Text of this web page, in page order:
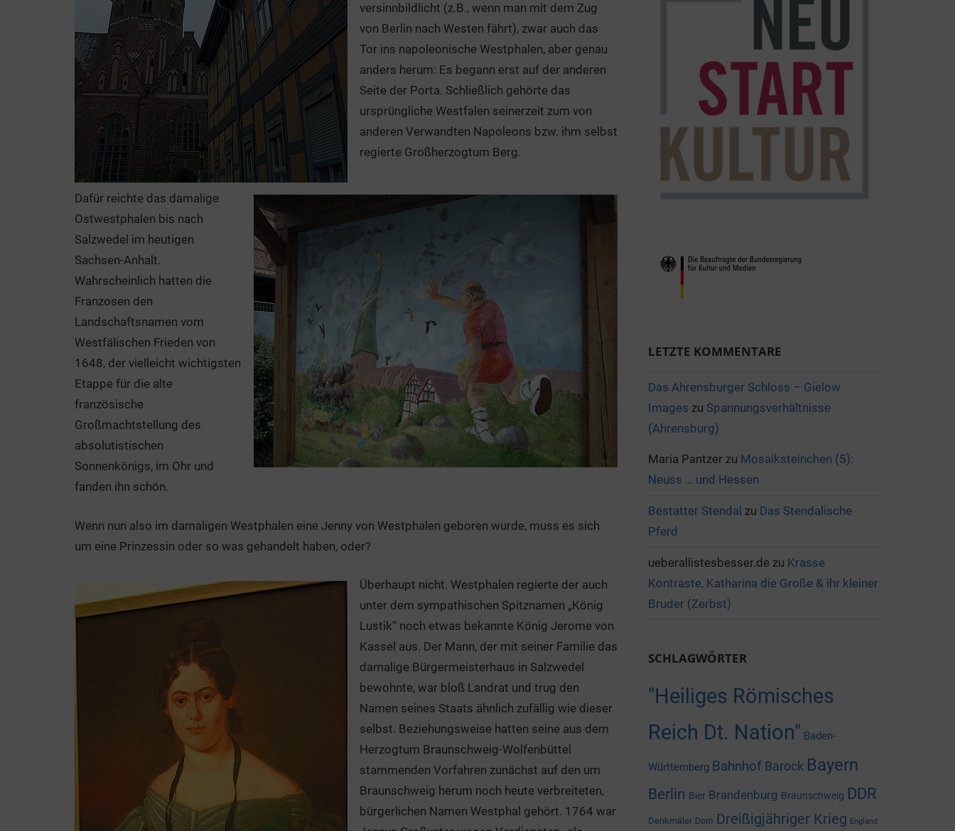
versinnbildlicht (z.B., wenn man mit dem Zug
von Berlin nach Westen fährt), zwar auch das
Tor ins napoleonische Westphalen, aber genau
anders herum: Es begann erst auf der anderen
Seite der Porta. Schließlich gehörte das
ursprüngliche Westfalen seinerzeit zum von
anderen Verwandten Napoleons bzw. ihm selbst
regierte Großherzogtum Berg.
Dafür reichte das damalige
Ostwestphalen bis nach
Salzwedel im heutigen
Sachsen-Anhalt.
Wahrscheinlich hatten die
Franzosen den
Landschaftsnamen vom
Westfälischen Frieden von
1648, der vielleicht wichtigsten
Etappe für die alte
französische
Großmachtstellung des
absolutistischen
Sonnenkönigs, im Ohr und
fanden ihn schön.
Wenn nun also im damaligen Westphalen eine Jenny von Westphalen geboren wurde, muss es sich
um eine Prinzessin oder so was gehandelt haben, oder?
Überhaupt nicht. Westphalen regierte der auch
unter dem sympathischen Spitznamen „König
Lustik“ noch etwas bekannte König Jerome von
Kassel aus. Der Mann, der mit seiner Familie das
damalige Bürgermeisterhaus in Salzwedel
bewohnte, war bloß Landrat und trug den
Namen seines Staats ähnlich zufällig wie dieser
selbst. Beziehungsweise hatten seine aus dem
Herzogtum Braunschweig-Wolfenbüttel
stammenden Vorfahren zunächst auf den um
Braunschweig herum noch heute verbreiteten,
bürgerlichen Namen Westphal gehört. 1764 war
LETZTE KOMMENTARE
Das Ahrensburger Schloss – Gielow
Images zu Spannungsverhältnisse
(Ahrensburg)
Maria Pantzerzu Mosaiksteinchen (5):
Neuss … und Hessen
Bestatter Stendal zu Das Stendalische
Pferd
ueberallistesbesser.de zu Krasse
Kontraste, Katharina die Große & ihr kleiner
Bruder (Zerbst)
SCHLAGWÖRTER
"Heiliges Römisches
Reich Dt. Nation" Baden-
Württemberg Bahnhof Barock Bayern
Berlin Bier Brandenburg Braunschweig DDR
Denkmäler Dom Dreißigjähriger Krieg England